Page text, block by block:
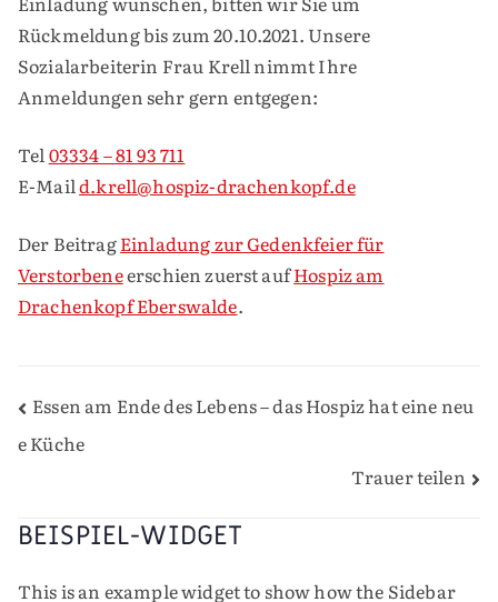
Rückmeldung bis zum 20.10.2021. Unsere
Sozialarbeiterin Frau Krell nimmt Ihre
Anmeldungen sehr gern entgegen:
Tel03334 – 81 93 711
E-Maild.krell@hospiz-drachenkopf.de
Der BeitragEinladung zur Gedenkfeier für
Verstorbeneerschien zuerst aufHospiz am
Drachenkopf Eberswalde.
BEITRAGSNAVIGATION
Essen am Ende des Lebens – das Hospiz hat eine neu
e Küche
Trauer teilen
BEISPIEL-WIDGET
This is an example widget to show how the Sidebar